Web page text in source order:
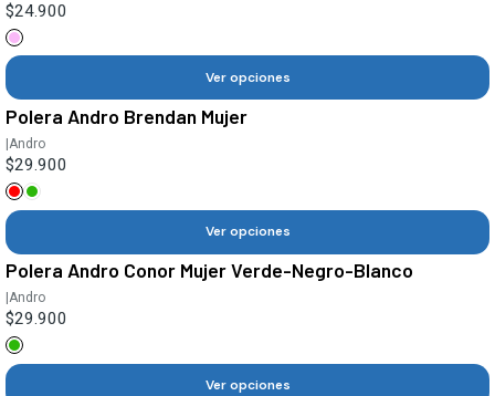
$24.900
Ver opciones
Polera Andro Brendan Mujer
|Andro
$29.900
Ver opciones
Polera Andro Conor Mujer Verde-Negro-Blanco
|Andro
$29.900
Ver opciones